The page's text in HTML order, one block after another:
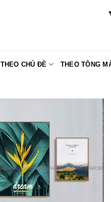
THEO CHỦ ĐỀ THEO TÔNG